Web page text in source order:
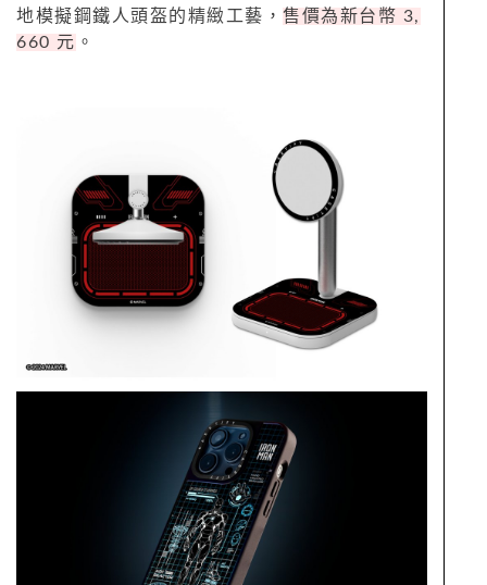
地模擬鋼鐵人頭盔的精緻工藝， 售價為新台幣 3,
660 元 。